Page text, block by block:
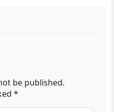
be published.
*